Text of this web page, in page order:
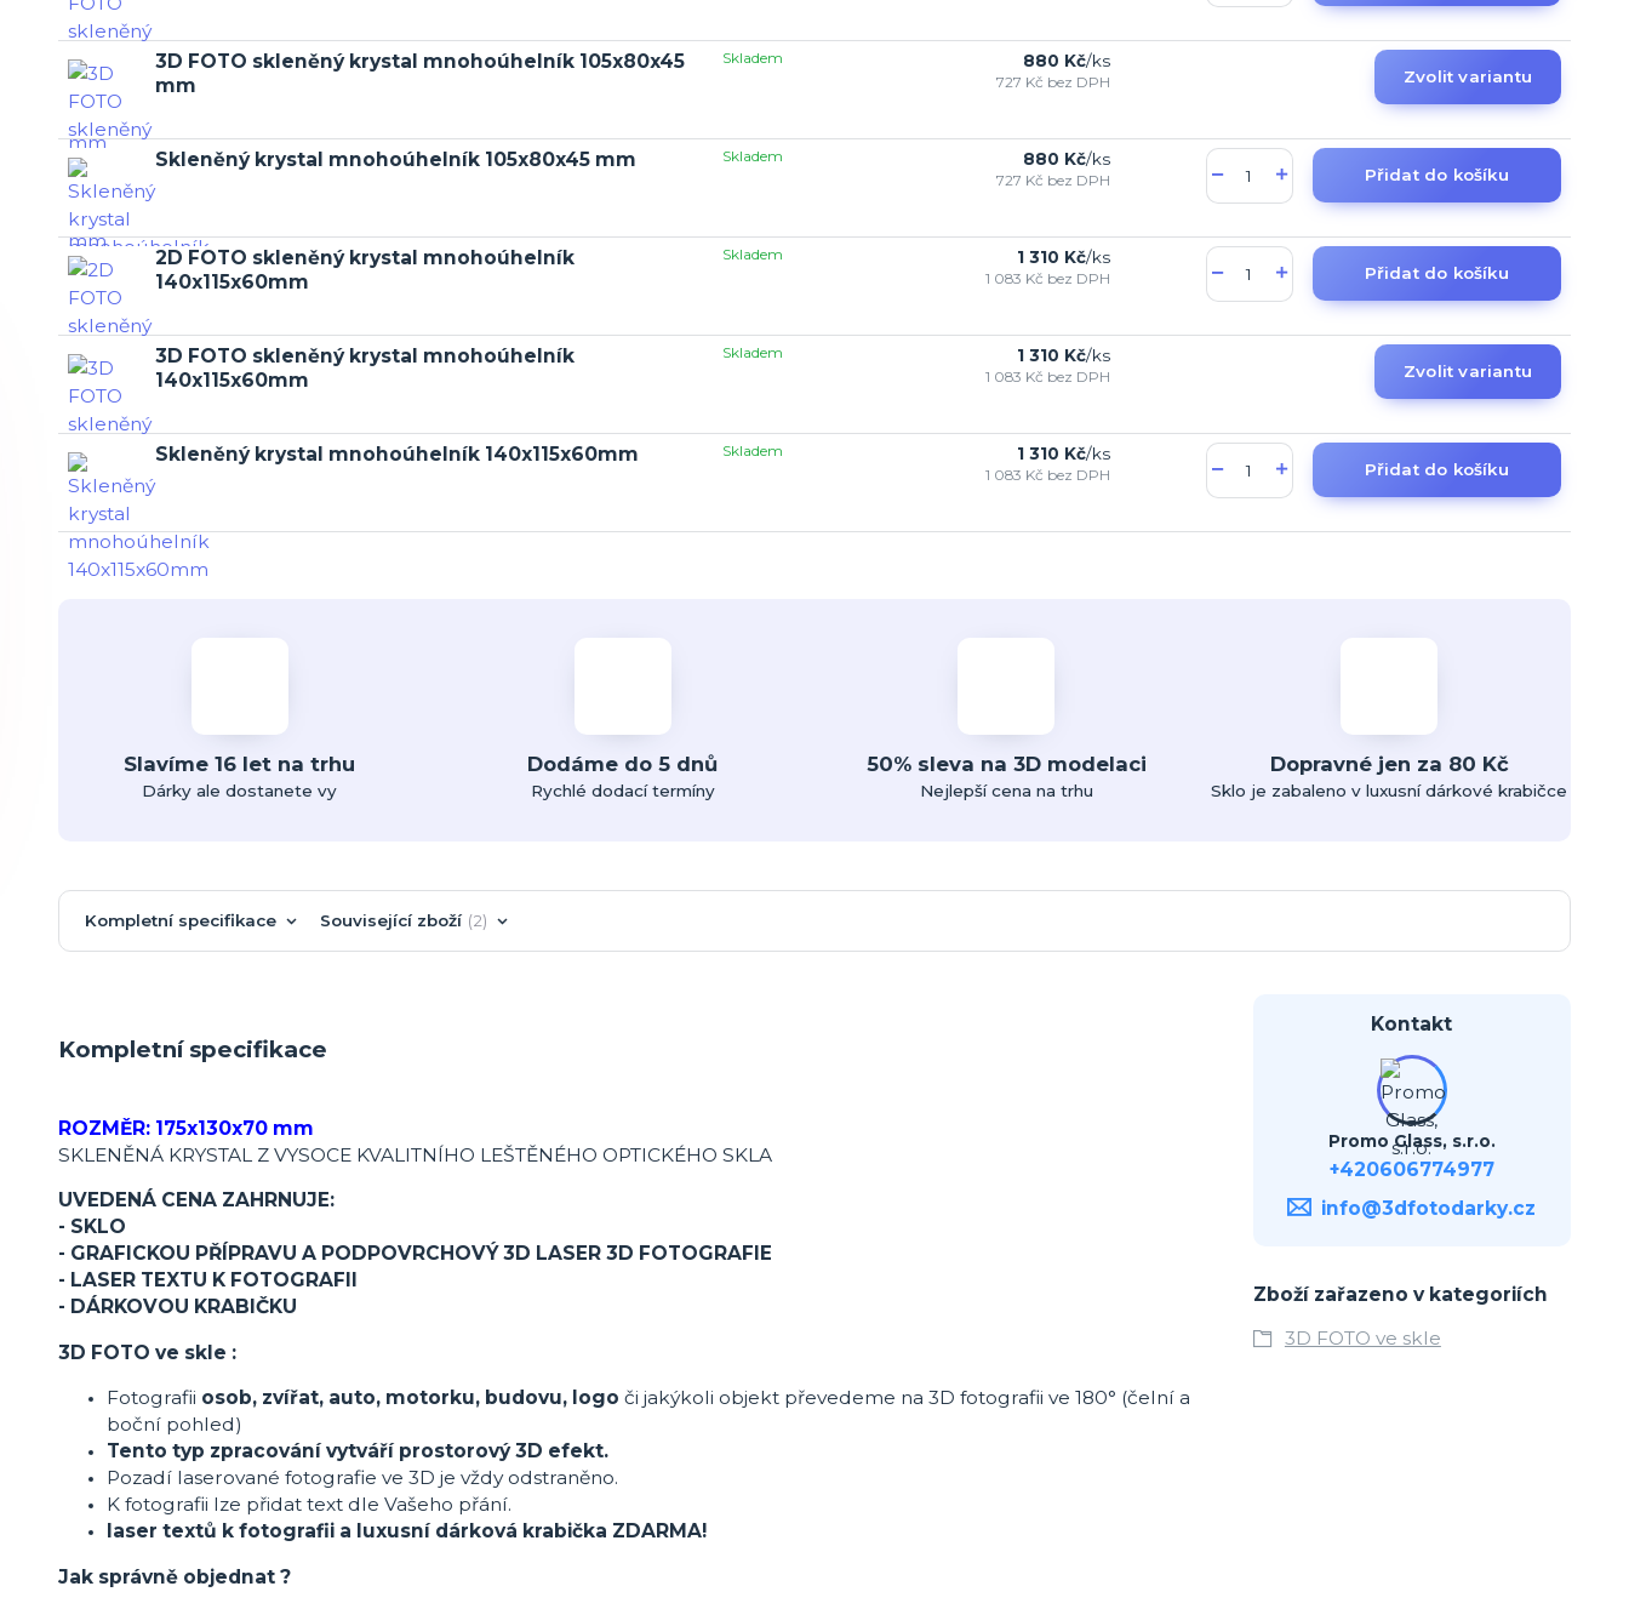
3D FOTO skleněný krystal mnohoúhelník 105x80x45
mm
880 Kč/ks
727 Kč bez DPH
Skladem
Zvolit variantu
Skleněný krystal mnohoúhelník 105x80x45 mm 880 Kč/ks
727 Kč bez DPH
Skladem
Přidat do košíku
2D FOTO skleněný krystal mnohoúhelník
140x115x60mm
1 310 Kč/ks
1 083 Kč bez DPH
Skladem
Přidat do košíku
3D FOTO skleněný krystal mnohoúhelník
140x115x60mm
1 310 Kč/ks
1 083 Kč bez DPH
Skladem
Zvolit variantu
Skleněný krystal mnohoúhelník 140x115x60mm 1 310 Kč/ks
1 083 Kč bez DPH
Skladem
Přidat do košíku
Slavíme 16 let na trhu
Dárky ale dostanete vy
Dodáme do 5 dnů
Rychlé dodací termíny
50% sleva na 3D modelaci
Nejlepší cena na trhu
Dopravné jen za 80 Kč
Sklo je zabaleno v luxusní dárkové krabičce
Kompletní specifikace Související zboží 2
Kompletní specifikace
ROZMĚR: 175x130x70 mm
SKLENĚNÁ KRYSTAL Z VYSOCE KVALITNÍHO LEŠTĚNÉHO OPTICKÉHO SKLA
UVEDENÁ CENA ZAHRNUJE:
- SKLO
- GRAFICKOU PŘÍPRAVU A PODPOVRCHOVÝ 3D LASER 3D FOTOGRAFIE
- LASER TEXTU K FOTOGRAFII
- DÁRKOVOU KRABIČKU
3D FOTO ve skle :
Fotografii osob, zvířat, auto, motorku, budovu, logo či jakýkoli objekt převedeme na 3D fotografii ve 180° (čelní a
boční pohled)
Tento typ zpracování vytváří prostorový 3D efekt.
Pozadí laserované fotografie ve 3D je vždy odstraněno.
K fotografii lze přidat text dle Vašeho přání.
laser textů k fotografii a luxusní dárková krabička ZDARMA!
Jak správně objednat ?
Kontakt
Promo Glass, s.r.o.
+420606774977
info@3dfotodarky.cz
Zboží zařazeno v kategoriích
3D FOTO ve skle